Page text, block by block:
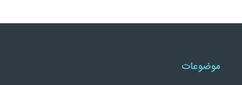
موضوعات